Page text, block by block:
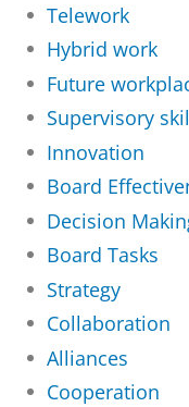
Telework
Hybrid work
Future
Supervisory
Innovation
Board
Decision
Board Tasks
Strategy
Collaboration
Alliances
Cooperation